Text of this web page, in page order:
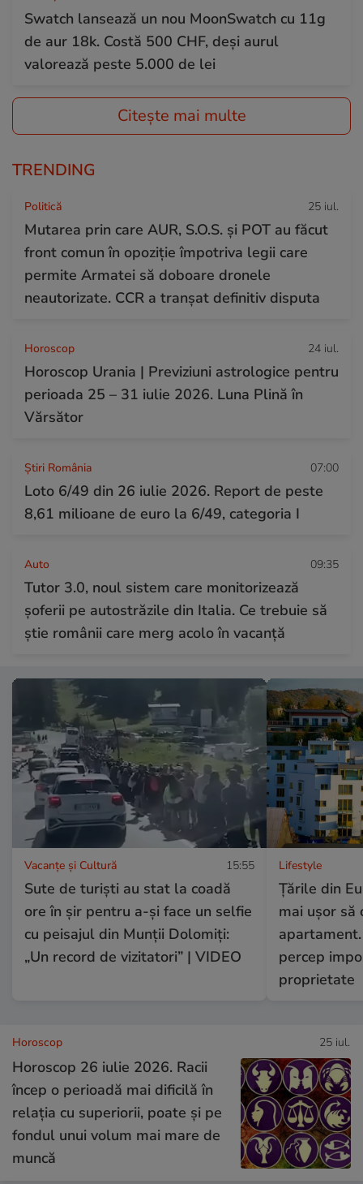
Swatch lansează un nou MoonSwatch cu 11g
de aur 18k. Costă 500 CHF, deși aurul
valorează peste 5.000 de lei
Citește mai multe
TRENDING
Politică 25 iul.
Mutarea prin care AUR, S.O.S. și POT au făcut
front comun în opoziție împotriva legii care
permite Armatei să doboare dronele
neautorizate. CCR a tranșat definitiv disputa
Horoscop 24 iul.
Horoscop Urania | Previziuni astrologice pentru
perioada 25 – 31 iulie 2026. Luna Plină în
Vărsător
Știri România 07:00
Loto 6/49 din 26 iulie 2026. Report de peste
8,61 milioane de euro la 6/49, categoria I
Auto 09:35
Tutor 3.0, noul sistem care monitorizează
șoferii pe autostrăzile din Italia. Ce trebuie să
știe românii care merg acolo în vacanță
Vacanțe și Cultură 15:55
Sute de turiști au stat la coadă
ore în șir pentru a-și face un selfie
cu peisajul din Munții Dolomiți:
„Un record de vizitatori” | VIDEO
Lifestyle
Țările din
mai ușor să
percep
proprietate
Horoscop 25 iul.
Horoscop 26 iulie 2026. Racii
încep o perioadă mai dificilă în
relația cu superiorii, poate și pe
fondul unui volum mai mare de
muncă